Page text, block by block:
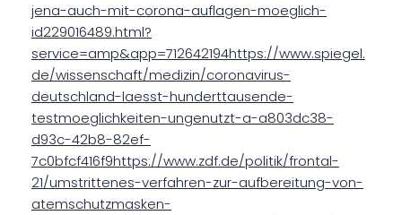
jena-auch-mit-corona-auflagen-moeglich-
id229016489.html?
service=amp&app=712642194https://www.spiegel.
de/wissenschaft/medizin/coronavirus-
deutschland-laesst-hunderttausende-
testmoeglichkeiten-ungenutzt-a-a803dc38-
d93c-42b8-82ef-
7c0bfcf416f9https://www.zdf.de/politik/frontal-
21/umstrittenes-verfahren-zur-aufbereitung-von-
atemschutzmasken-